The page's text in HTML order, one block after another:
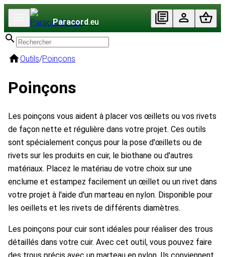
Paracord.eu
Outils/Poinçons
Poinçons
Les poinçons vous aident à placer vos œillets ou vos rivets
de façon nette et régulière dans votre projet. Ces outils
sont spécialement conçus pour la pose d'œillets ou de
rivets sur les produits en cuir, le biothane ou d'autres
matériaux. Placez le matériau de votre choix sur une
enclume et estampez facilement un œillet ou un rivet dans
votre projet à l'aide d'un marteau en nylon. Disponible pour
les oeillets et les rivets de différents diamètres.
Les poinçons pour cuir sont idéales pour réaliser des trous
détaillés dans votre cuir. Avec cet outil, vous pouvez faire